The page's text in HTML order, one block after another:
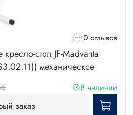
0 отзывов
кресло-стол JF-Madvanta
механическое
В наличии
заказ